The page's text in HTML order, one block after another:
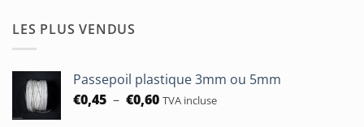
€24,00
LES PLUS VENDUS
Passepoil plastique 3mm ou 5mm
€0,45 – €0,60Plage
TVA incluse